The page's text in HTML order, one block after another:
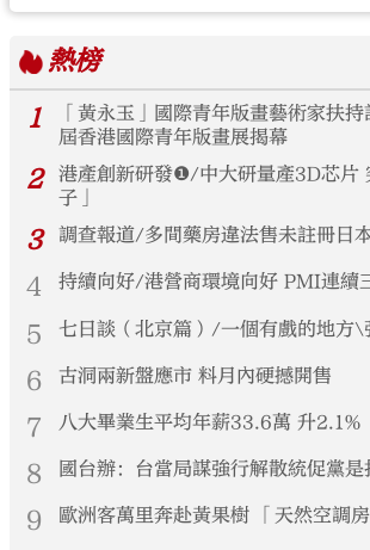
熱榜
1
「黃永玉」國際青年版畫藝術家扶
屆香港國際青年版畫展揭幕
2
港產創新研發❶/中大研量產3D芯片
子」
3 調查報道/多間藥房違法售未註冊日
4 持續向好/港營商環境向好 PMI連續
5 七日談（北京篇）/一個有戲的地方\
6 古洞兩新盤應市 料月內硬撼開售
7 八大畢業生平均年薪33.6萬 升2.1%
8 國台辦：台當局謀強行解散統促黨是
9 歐洲客萬里奔赴黃果樹 「天然空調